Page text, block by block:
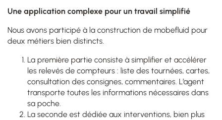
Une application complexe pour un travail simplifié
Nous avons participé à la construction de mobefluid pour
deux métiers bien distincts.
La première partie consiste à simplifier et accélérer
les relevés de compteurs : liste des tournées, cartes,
consultation des consignes, commentaires. L’agent
transporte toutes les informations nécessaires dans
sa poche.
La seconde est dédiée aux interventions, bien plus